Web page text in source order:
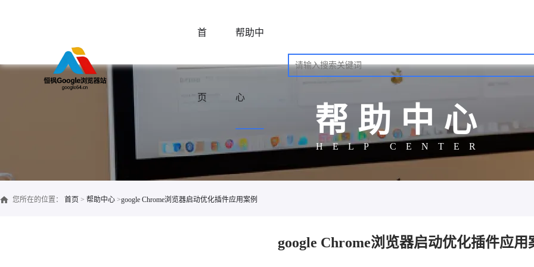
首
页
帮助中
心
帮助中心
HELP CENTER
您所在的位置： 首页 > 帮助中心 >google Chrome浏览器启动优化插件应用案例
google Chrome浏览器启动优化插件应用